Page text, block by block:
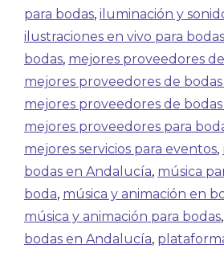
para bodas, iluminación y
ilustraciones en vivo para bodas
bodas, mejores proveedores
mejores proveedores de
mejores proveedores de
mejores proveedores para
mejores servicios para eventos,
bodas en Andalucía, música
boda, música y animación en
música y animación para bodas,
bodas en Andalucía,